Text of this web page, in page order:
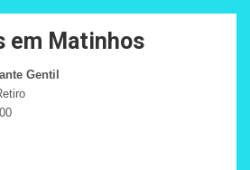
em Matinhos
Gentil